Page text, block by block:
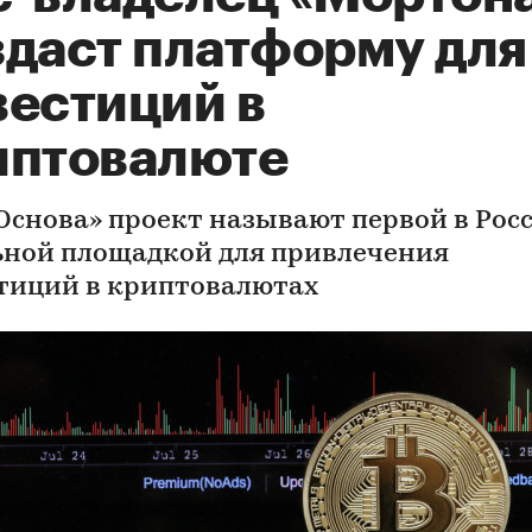
платформу для
в
проект называют первой в
площадкой для привлечения
в криптовалютах